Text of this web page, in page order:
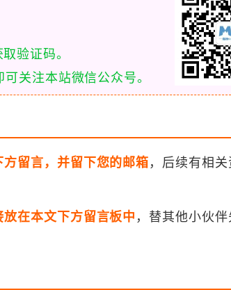
验证码。
关注本站微信公众号。
方留言，并留下您的邮箱，后续有相
放在本文下方留言板中 ，替其他小伙